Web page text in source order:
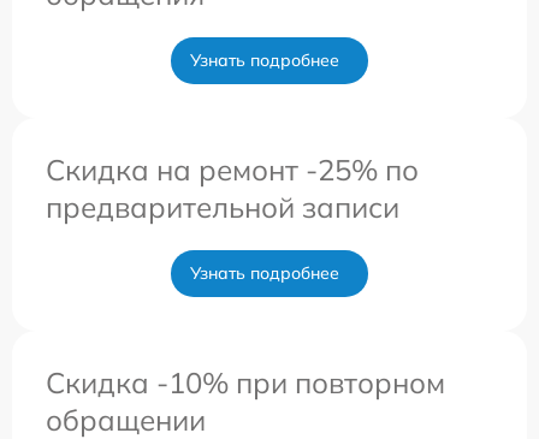
Узнать подробнее
Скидка на ремонт -25% по
предварительной записи
Узнать подробнее
Скидка -10% при повторном
обращении